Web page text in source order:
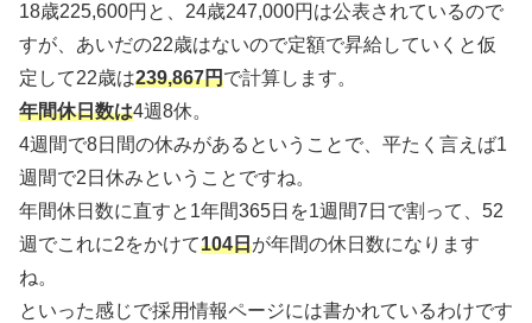
18歳225,600円と、24歳247,000円は公表されているので
すが、あいだの22歳はないので定額で昇給していくと仮
定して22歳は239,867円で計算します。
年間休日数は4週8休。
4週間で8日間の休みがあるということで、平たく言えば1
週間で2日休みということですね。
年間休日数に直すと1年間365日を1週間7日で割って、52
週でこれに2をかけて104日が年間の休日数になります
ね。
といった感じで採用情報ページには書かれているわけです